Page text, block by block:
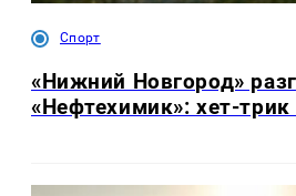
Спорт
«Нижний Новгород»
«Нефтехимик»: хет-трик